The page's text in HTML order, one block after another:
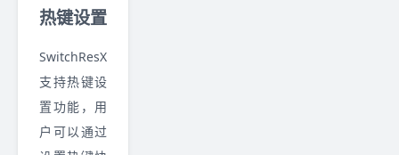
热键设置
SwitchResX
支持热键设
置功能，用
户可以通过